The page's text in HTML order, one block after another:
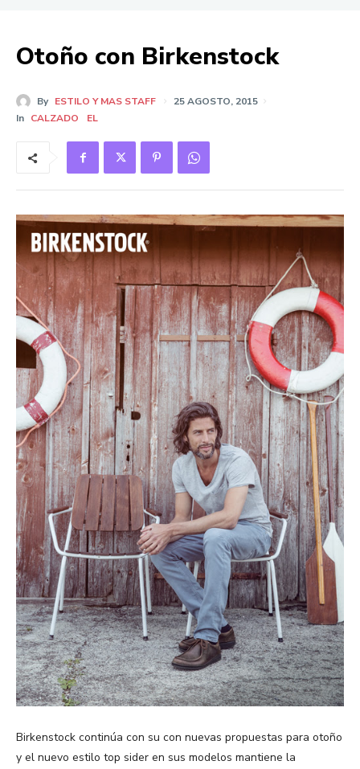
Otoño con Birkenstock
By ESTILO Y MAS STAFF
25 AGOSTO, 2015
In CALZADO EL
Birkenstock continúa con su con nuevas propuestas para otoño
y el nuevo estilo top sider en sus modelos mantiene la